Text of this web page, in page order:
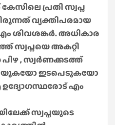
പ്രതി സ്വപ്ന
വ്യക്തിപരമായ
ശിവശങ്കര്‍. അധികാര
സ്വപ്നയെ അകറ്റി
, സ്വര്‍ണക്കടത്ത്
ഇടപെടുകയോ
ഉദ്യോഗസ്ഥരോട് എം
സ്വപ്നയുടെ